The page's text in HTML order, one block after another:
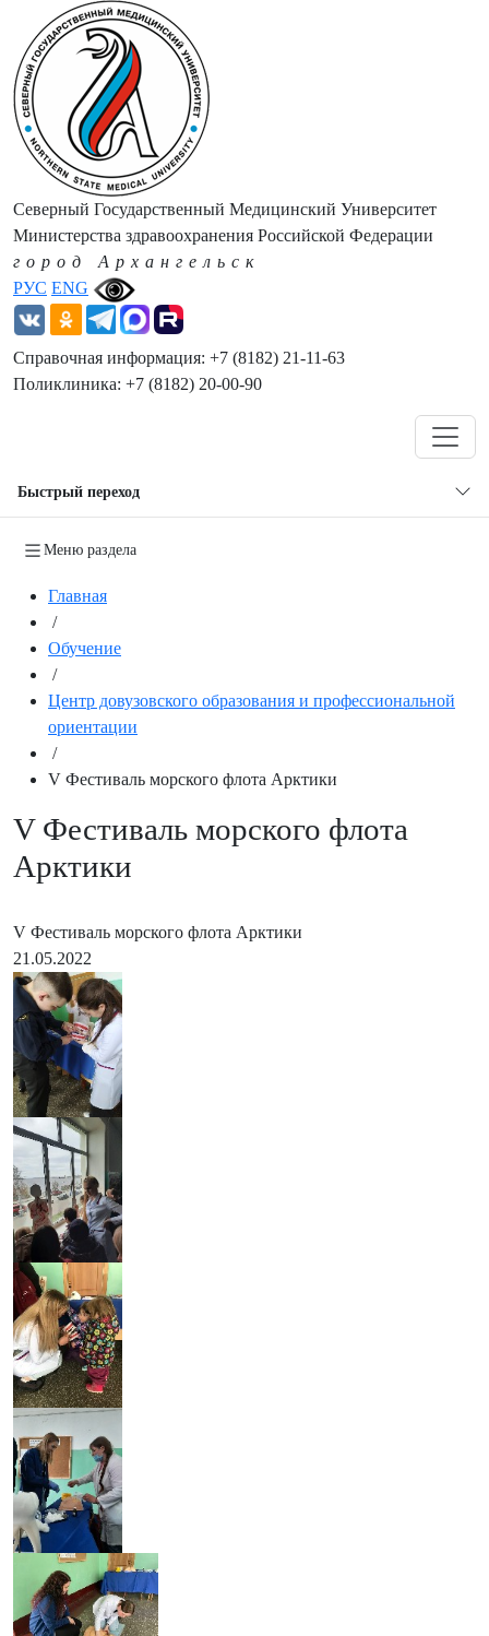
РУС ENG
Северный Государственный Медицинский Университет
Министерства здравоохранения Российской Федерации
город Архангельск
Справочная информация: +7 (8182) 21-11-63
Поликлиника: +7 (8182) 20-00-90
Быстрый переход
Меню раздела
Главная
/
Обучение
/
Центр довузовского образования и профессиональной
ориентации
/
V Фестиваль морского флота Арктики
V Фестиваль морского флота
Арктики
V Фестиваль морского флота Арктики
21.05.2022